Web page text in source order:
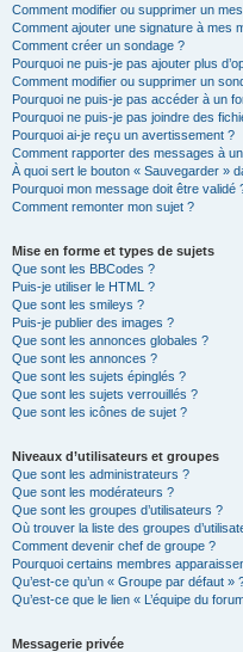
Comment modifier ou supprimer un
Comment ajouter une signature à mes
Comment créer un sondage ?
Pourquoi ne puis-je pas ajouter plus
Comment modifier ou supprimer un
Pourquoi ne puis-je pas accéder à un
Pourquoi ne puis-je pas joindre des
Pourquoi ai-je reçu un avertissement ?
Comment rapporter des messages à
À quoi sert le bouton « Sauvegarder »
Pourquoi mon message doit être validé
Comment remonter mon sujet ?
Mise en forme et types de sujets
Que sont les BBCodes ?
Puis-je utiliser le HTML ?
Que sont les smileys ?
Puis-je publier des images ?
Que sont les annonces globales ?
Que sont les annonces ?
Que sont les sujets épinglés ?
Que sont les sujets verrouillés ?
Que sont les icônes de sujet ?
Niveaux d’utilisateurs et groupes
Que sont les administrateurs ?
Que sont les modérateurs ?
Que sont les groupes d’utilisateurs ?
Où trouver la liste des groupes
Comment devenir chef de groupe ?
Pourquoi certains membres
Qu’est-ce qu’un « Groupe par défaut »
Qu’est-ce que le lien « L’équipe du
Messagerie privée